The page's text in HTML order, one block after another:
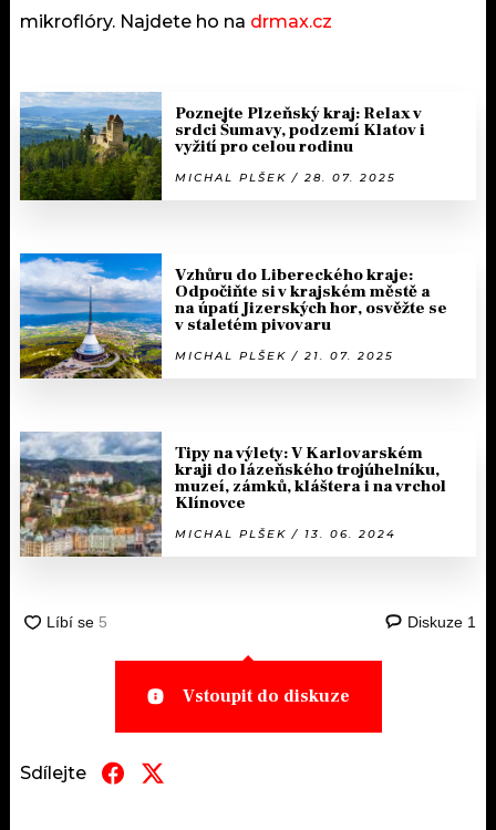
mikroflóry. Najdete ho na drmax.cz
Poznejte Plzeňský kraj: Relax v
srdci Šumavy, podzemí Klatov i
vyžití pro celou rodinu
MICHAL PLŠEK / 28. 07. 2025
Vzhůru do Libereckého kraje:
Odpočiňte si v krajském městě a
na úpatí Jizerských hor, osvěžte se
v staletém pivovaru
MICHAL PLŠEK / 21. 07. 2025
Tipy na výlety: V Karlovarském
kraji do lázeňského trojúhelníku,
muzeí, zámků, kláštera i na vrchol
Klínovce
MICHAL PLŠEK / 13. 06. 2024
Diskuze 1
Vstoupit do diskuze
Sdílejte